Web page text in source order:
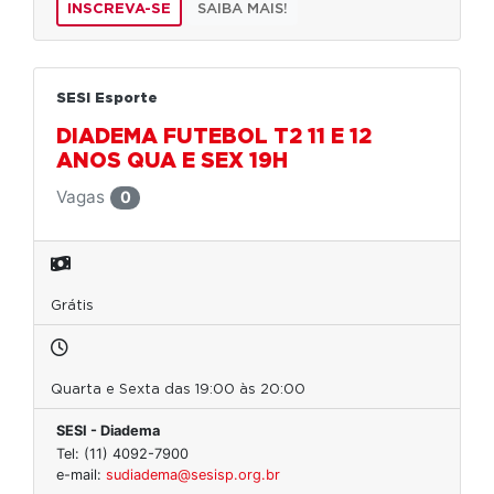
INSCREVA-SE SAIBA MAIS!
SESI Esporte
DIADEMA FUTEBOL T2 11 E 12
ANOS QUA E SEX 19H
Vagas
0
Grátis
Quarta e Sexta das 19:00 às 20:00
SESI - Diadema
Tel: (11) 4092-7900
e-mail: sudiadema@sesisp.org.br